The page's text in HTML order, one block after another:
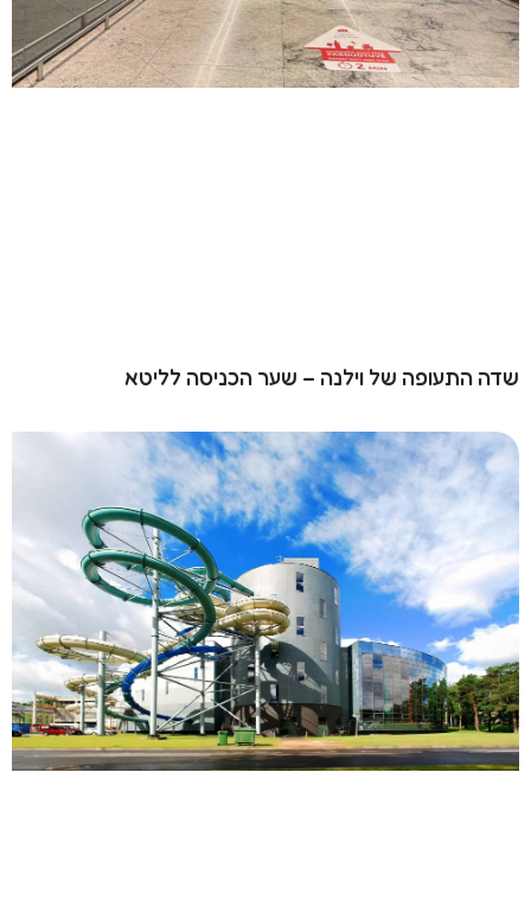
שדה התעופה של וילנה – שער הכניסה לליטא